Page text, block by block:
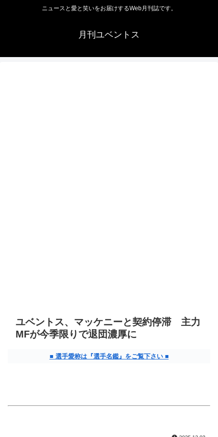
ニュースと愛と笑いをお届けするWeb月刊誌です。
月刊ユベントス
ユベントス、マッケニーと契約停滞 主力
MFが今季限りで退団濃厚に
■ 選手愛称は『選手名鑑』をご覧下さい ■